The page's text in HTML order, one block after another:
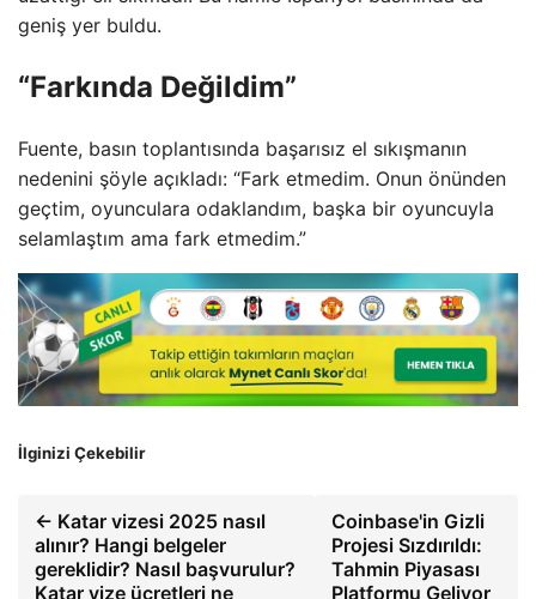
geniş yer buldu.
“Farkında Değildim”
Fuente, basın toplantısında başarısız el sıkışmanın
nedenini şöyle açıkladı: “Fark etmedim. Onun önünden
geçtim, oyunculara odaklandım, başka bir oyuncuyla
selamlaştım ama fark etmedim.”
İlginizi Çekebilir
← Katar vizesi 2025 nasıl
alınır? Hangi belgeler
gereklidir? Nasıl başvurulur?
Katar vize ücretleri ne
Coinbase'in Gizli
Projesi Sızdırıldı:
Tahmin Piyasası
Platformu Geliyor